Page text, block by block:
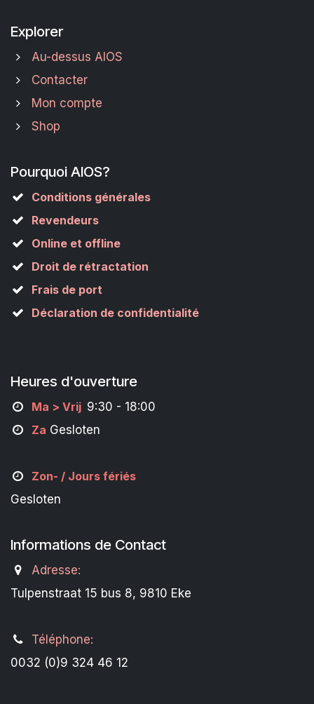
Explorer
Au-dessus AIOS
Contacter
Mon compte
Shop
Pourquoi AIOS?
Conditions générales
Revendeurs
Online et offline
Droit de rétractation
Frais de port
Déclaration de confidentialité
Heures d'ouverture
Ma > Vrij 9:30 - 18:00
Za Gesloten
Zon- / Jours fériés
Gesloten
Informations de Contact
Adresse:
Tulpenstraat 15 bus 8, 9810 Eke
Téléphone:
0032 (0)9 324 46 12